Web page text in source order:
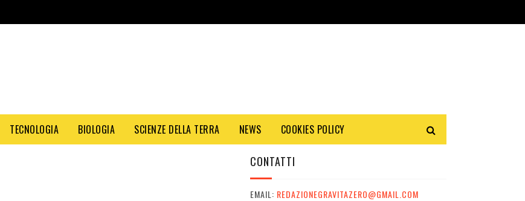
TECNOLOGIA BIOLOGIA SCIENZE DELLA TERRA NEWS COOKIES POLICY
CONTATTI
EMAIL: REDAZIONEGRAVITAZERO@GMAIL.COM